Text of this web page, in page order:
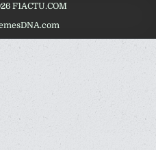
F1ACTU.COM